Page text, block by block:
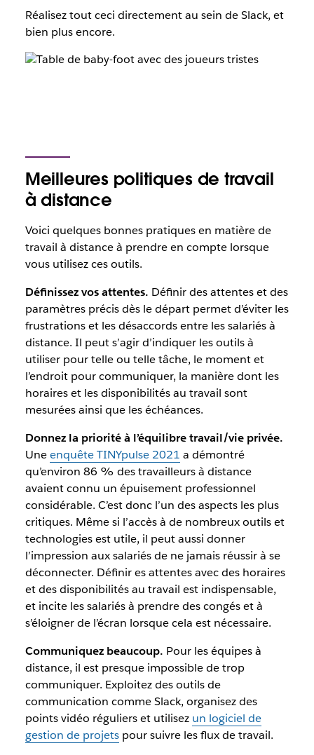
Réalisez tout ceci directement au sein de Slack, et
bien plus encore.
Meilleures politiques de travail
à distance
Voici quelques bonnes pratiques en matière de
travail à distance à prendre en compte lorsque
vous utilisez ces outils.
Définissez vos attentes. Définir des attentes et des
paramètres précis dès le départ permet d’éviter les
frustrations et les désaccords entre les salariés à
distance. Il peut s’agir d’indiquer les outils à
utiliser pour telle ou telle tâche, le moment et
l’endroit pour communiquer, la manière dont les
horaires et les disponibilités au travail sont
mesurées ainsi que les échéances.
Donnez la priorité à l’équilibre travail/vie privée.
Uneenquête TINYpulse 2021 a démontré
qu’environ 86 % des travailleurs à distance
avaient connu un épuisement professionnel
considérable. C’est donc l’un des aspects les plus
critiques. Même si l’accès à de nombreux outils et
technologies est utile, il peut aussi donner
l’impression aux salariés de ne jamais réussir à se
déconnecter. Définir es attentes avec des horaires
et des disponibilités au travail est indispensable,
et incite les salariés à prendre des congés et à
s’éloigner de l’écran lorsque cela est nécessaire.
Communiquez beaucoup. Pour les équipes à
distance, il est presque impossible de trop
communiquer. Exploitez des outils de
communication comme Slack, organisez des
points vidéo réguliers et utilisez un logiciel de
gestion de projetspour suivre les flux de travail.